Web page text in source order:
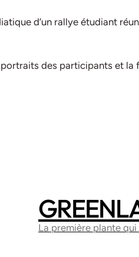
d’un rallye étudiant
des participants et la
WEBDESIGN SITE
La première plante qui